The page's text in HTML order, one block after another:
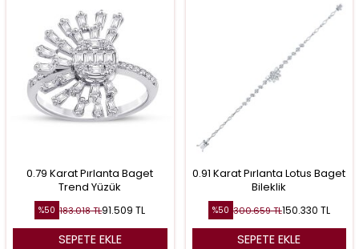
0.79 Karat Pırlanta Baget
Trend Yüzük
%50 183.018TL91.509 TL
SEPETE EKLE
0.91 Karat Pırlanta Lotus Baget
Bileklik
%50 300.659TL150.330 TL
SEPETE EKLE